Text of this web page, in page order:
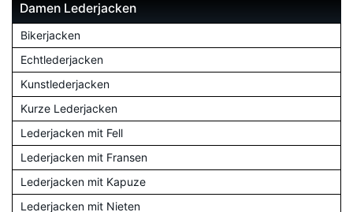
Damen Lederjacken
Bikerjacken
Echtlederjacken
Kunstlederjacken
Kurze Lederjacken
Lederjacken mit Fell
Lederjacken mit Fransen
Lederjacken mit Kapuze
Lederjacken mit Nieten